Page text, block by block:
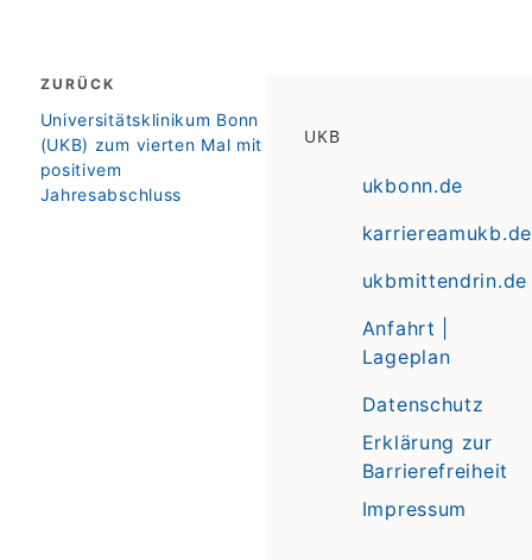
Beitragsnavigation
ZURÜCK
zurück
Universitätsklinikum Bonn
(UKB) zum vierten Mal mit
positivem
Jahresabschluss
UKB
ukbonn.de
karriereamukb.de
ukbmittendrin.de
Anfahrt |
Lageplan
Datenschutz
Erklärung zur
Barrierefreiheit
Impressum